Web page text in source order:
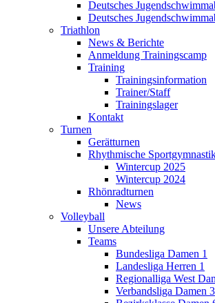
Deutsches
Deutsches
Triathlon
News & Berichte
Anmeldung Trainingscamp
Training
Trainingsinformation
Trainer/Staff
Trainingslager
Kontakt
Turnen
Gerätturnen
Rhythmische
Wintercup 2025
Wintercup 2024
Rhönradturnen
News
Volleyball
Unsere Abteilung
Teams
Bundesliga Damen 1
Landesliga Herren 1
Regionalliga West
Verbandsliga Damen 3